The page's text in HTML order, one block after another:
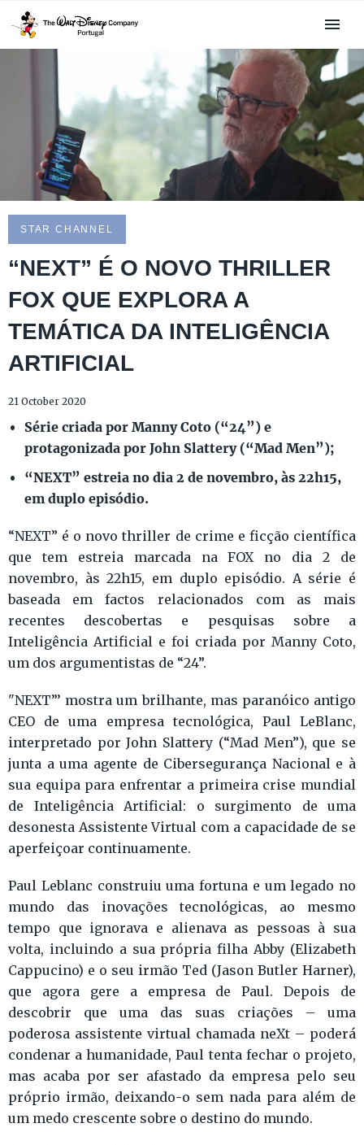
STAR CHANNEL
“NEXT” É O NOVO THRILLER
FOX QUE EXPLORA A
TEMÁTICA DA INTELIGÊNCIA
ARTIFICIAL
21 October 2020
Série criada por Manny Coto (“24”) e
protagonizada por John Slattery (“Mad Men”);
“NEXT” estreia no dia 2 de novembro, às 22h15,
em duplo episódio.
“NEXT” é o novo thriller de crime e ficção científica
que tem estreia marcada na FOX no dia 2 de
novembro, às 22h15, em duplo episódio. A série é
baseada em factos relacionados com as mais
recentes descobertas e pesquisas sobre a
Inteligência Artificial e foi criada por Manny Coto,
um dos argumentistas de “24”.
"NEXT”’ mostra um brilhante, mas paranóico antigo
CEO de uma empresa tecnológica, Paul LeBlanc,
interpretado por John Slattery (“Mad Men”), que se
junta a uma agente de Cibersegurança Nacional e à
sua equipa para enfrentar a primeira crise mundial
de Inteligência Artificial: o surgimento de uma
desonesta Assistente Virtual com a capacidade de se
aperfeiçoar continuamente.
Paul Leblanc construiu uma fortuna e um legado no
mundo das inovações tecnológicas, ao mesmo
tempo que ignorava e alienava as pessoas à sua
volta, incluindo a sua própria filha Abby (Elizabeth
Cappucino) e o seu irmão Ted (Jason Butler Harner),
que agora gere a empresa de Paul. Depois de
descobrir que uma das suas criações – uma
poderosa assistente virtual chamada neXt – poderá
condenar a humanidade, Paul tenta fechar o projeto,
mas acaba por ser afastado da empresa pelo seu
próprio irmão, deixando-o sem nada para além de
um medo crescente sobre o destino do mundo.